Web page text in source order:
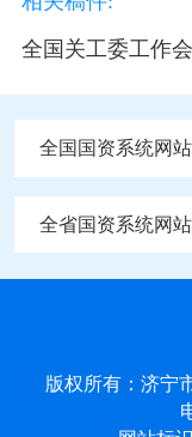
全国关工委工作
全国国资系统网站
全省国资系统网站
版权所有：济宁